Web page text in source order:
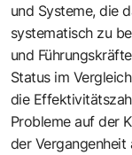
und Systeme, die
systematisch zu
und
Status im
die
Probleme auf der
der Vergangenheit